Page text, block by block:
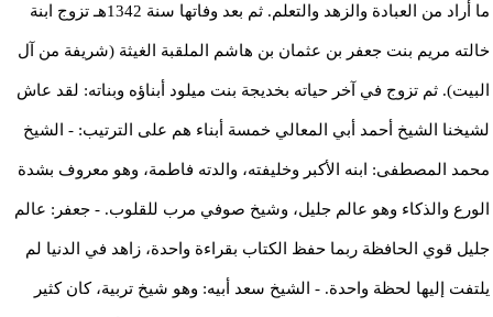
ما أراد من العبادة والزهد والتعلم. ثم بعد وفاتها سنة 1342هـ تزوج ابنة
خالته مريم بنت جعفر بن عثمان بن هاشم الملقبة الغيثة (شريفة من آل
البيت). ثم تزوج في آخر حياته بخديجة بنت ميلود أبناؤه وبناته: لقد عاش
لشيخنا الشيخ أحمد أبي المعالي خمسة أبناء هم على الترتيب: - الشيخ
محمد المصطفى: ابنه الأكبر وخليفته، والدته فاطمة، وهو معروف بشدة
الورع والذكاء وهو عالم جليل، وشيخ صوفي مرب للقلوب. - جعفر: عالم
جليل قوي الحافظة ربما حفظ الكتاب بقراءة واحدة، زاهد في الدنيا لم
يلتفت إليها لحظة واحدة. - الشيخ سعد أبيه: وهو شيخ تربية، كان كثير